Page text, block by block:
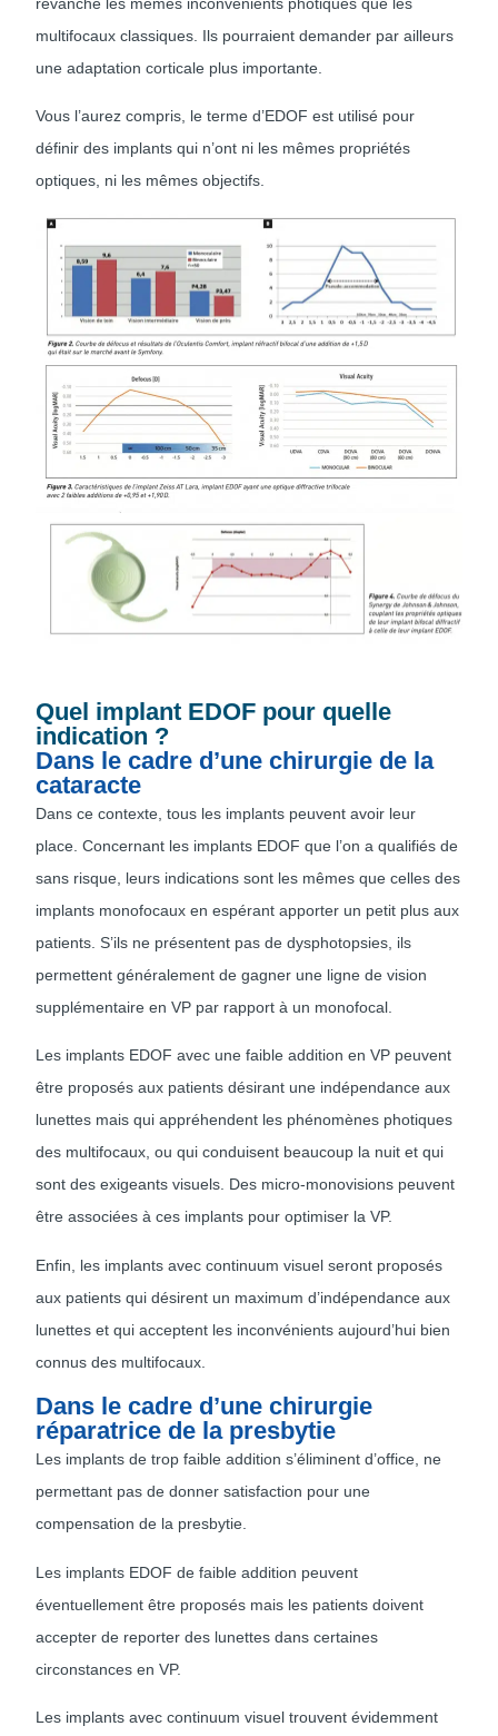
multifocaux classiques. Ils pourraient demander par ailleurs
une adaptation corticale plus importante.
Vous l’aurez compris, le terme d’EDOF est utilisé pour
définir des implants qui n’ont ni les mêmes propriétés
optiques, ni les mêmes objectifs.
Quel implant EDOF pour quelle
indication ?
Dans le cadre d’une chirurgie de la
cataracte
Dans ce contexte, tous les implants peuvent avoir leur
place. Concernant les implants EDOF que l’on a qualifiés de
sans risque, leurs indications sont les mêmes que celles des
implants monofocaux en espérant apporter un petit plus aux
patients. S’ils ne présentent pas de dysphotopsies, ils
permettent généralement de gagner une ligne de vision
supplémentaire en VP par rapport à un monofocal.
Les implants EDOF avec une faible addition en VP peuvent
être proposés aux patients désirant une indépendance aux
lunettes mais qui appréhendent les phénomènes photiques
des multifocaux, ou qui conduisent beaucoup la nuit et qui
sont des exigeants visuels. Des micro-monovisions peuvent
être associées à ces implants pour optimiser la VP.
Enfin, les implants avec continuum visuel seront proposés
aux patients qui désirent un maximum d’indépendance aux
lunettes et qui acceptent les inconvénients aujourd’hui bien
connus des multifocaux.
Dans le cadre d’une chirurgie
réparatrice de la presbytie
Les implants de trop faible addition s’éliminent d’office, ne
permettant pas de donner satisfaction pour une
compensation de la presbytie.
Les implants EDOF de faible addition peuvent
éventuellement être proposés mais les patients doivent
accepter de reporter des lunettes dans certaines
circonstances en VP.
Les implants avec continuum visuel trouvent évidemment